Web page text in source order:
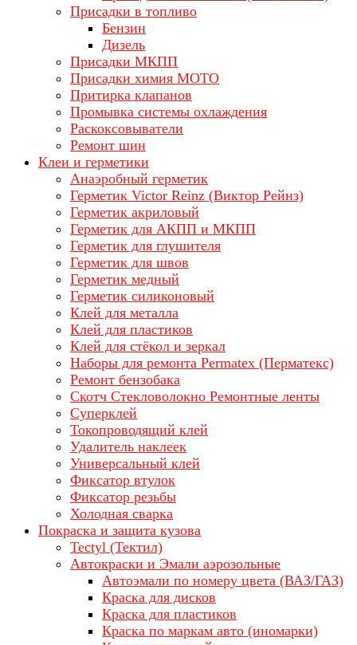
Присадки в топливо
Бензин
Дизель
Присадки МКПП
Присадки химия МОТО
Притирка клапанов
Промывка системы охлаждения
Раскоксовыватели
Ремонт шин
Клеи и герметики
Анаэробный герметик
Герметик Victor Reinz (Виктор Рейнз)
Герметик акриловый
Герметик для АКПП и МКПП
Герметик для глушителя
Герметик для швов
Герметик медный
Герметик силиконовый
Клей для металла
Клей для пластиков
Клей для стёкол и зеркал
Наборы для ремонта Permatex (Перматекс)
Ремонт бензобака
Скотч Стекловолокно Ремонтные ленты
Суперклей
Токопроводящий клей
Удалитель наклеек
Универсальный клей
Фиксатор втулок
Фиксатор резьбы
Холодная сварка
Покраска и защита кузова
Tectyl (Тектил)
Автокраски и Эмали аэрозольные
Автоэмали по номеру цвета (ВАЗ/ГАЗ)
Краска для дисков
Краска для пластиков
Краска по маркам авто (иномарки)